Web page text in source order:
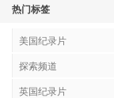
热门标签
美国纪录片
探索频道
英国纪录片